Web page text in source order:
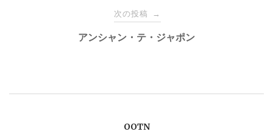
次の投稿 →
アンシャン・テ・ジャポン
OOTN